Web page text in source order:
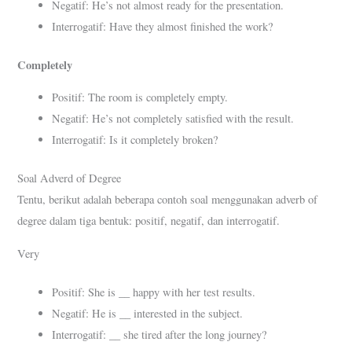
Negatif: He’s not almost ready for the presentation.
Interrogatif: Have they almost finished the work?
Completely
Positif: The room is completely empty.
Negatif: He’s not completely satisfied with the result.
Interrogatif: Is it completely broken?
Soal Adverd of Degree
Tentu, berikut adalah beberapa contoh soal menggunakan adverb of
degree dalam tiga bentuk: positif, negatif, dan interrogatif.
Very
Positif: She is
happy with her test results.
Negatif: He is
interested in the subject.
Interrogatif:
she tired after the long journey?